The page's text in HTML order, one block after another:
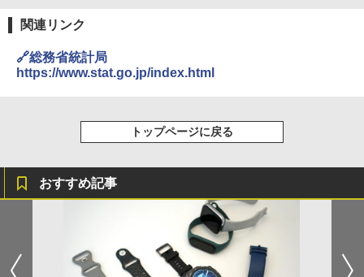
関連リンク
🔗総務省統計局
https://www.stat.go.jp/index.html
トップページに戻る
おすすめ記事